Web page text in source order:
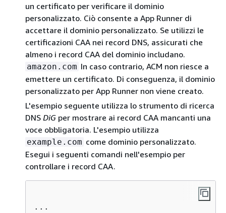
un certificato per verificare il dominio
personalizzato. Ciò consente a App Runner di
accettare il dominio personalizzato. Se utilizzi le
certificazioni CAA nei record DNS, assicurati che
almeno i record CAA del dominio includano.
amazon.com In caso contrario, ACM non riesce a
emettere un certificato. Di conseguenza, il dominio
personalizzato per App Runner non viene creato.
L'esempio seguente utilizza lo strumento di ricerca
DNS DiG per mostrare ai record CAA mancanti una
voce obbligatoria. L'esempio utilizza
example.com come dominio personalizzato.
Esegui i seguenti comandi nell'esempio per
controllare i record CAA.
...